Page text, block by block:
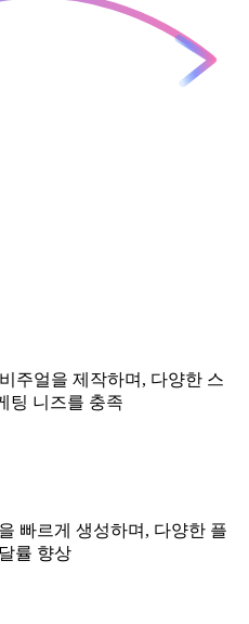
주얼을 제작하며, 다양한 스
팅 니즈를 충족
빠르게 생성하며, 다양한 플
률 향상